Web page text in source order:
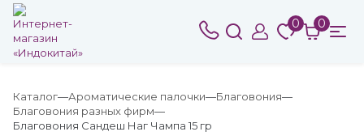
0 0
Каталог Ароматические палочки
Благовония
Благовония разных фирм
Благовония Сандеш Наг Чампа 15 гр